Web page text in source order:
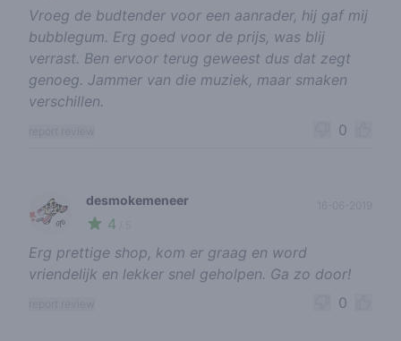
Vroeg de budtender voor een aanrader, hij gaf mij
bubblegum. Erg goed voor de prijs, was blij
verrast. Ben ervoor terug geweest dus dat zegt
genoeg. Jammer van die muziek, maar smaken
verschillen.
0
🌱
desmokemeneer
4
Erg prettige shop, kom er graag en word
vriendelijk en lekker snel geholpen. Ga zo door!
0